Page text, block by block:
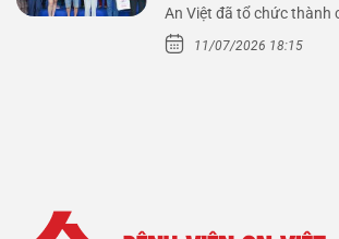
An Việt đã tổ chức thành
Mầm Xanh…
11/07/2026 18:15